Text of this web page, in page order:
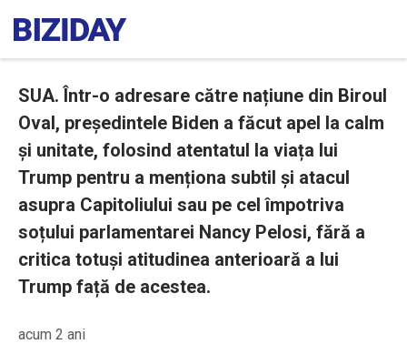
SUA. Într-o adresare către națiune din Biroul
Oval, președintele Biden a făcut apel la calm
și unitate, folosind atentatul la viața lui
Trump pentru a menționa subtil și atacul
asupra Capitoliului sau pe cel împotriva
soțului parlamentarei Nancy Pelosi, fără a
critica totuși atitudinea anterioară a lui
Trump față de acestea.
acum 2 ani